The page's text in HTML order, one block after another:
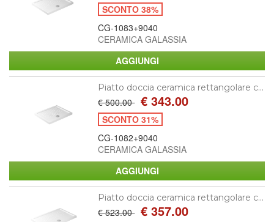
SCONTO 38%
CG-1083+9040
CERAMICA GALASSIA
Piatto doccia ceramica rettangolare c...
€ 500.00 € 343.00
SCONTO 31%
CG-1082+9040
CERAMICA GALASSIA
Piatto doccia ceramica rettangolare c...
€ 523.00 € 357.00